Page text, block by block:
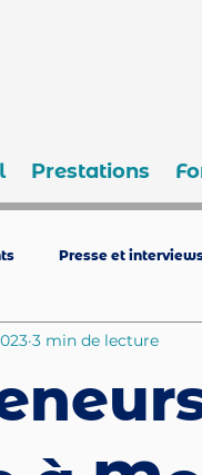
Prestations
Presse et
3 min de lecture